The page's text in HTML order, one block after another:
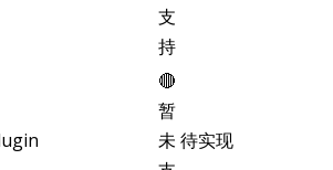
支
持
🔴
暂
未 待实现